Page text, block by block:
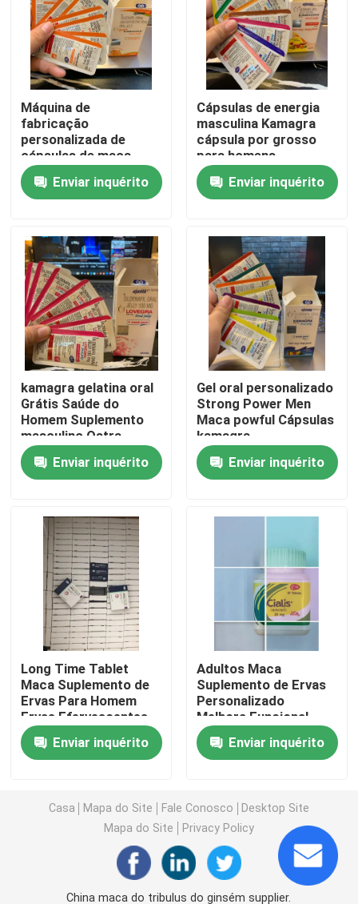
Casa
Produtos
vídeos
Sobre nós
Excursão da fábrica
Controle da qualidade
Contacte-nos
Peça umas citações
Suplemento erval a Maca
Os suplementos ervais das mulheres
Suplemento erval ao peito
Cápsulas ervais do ganho de peso
Cápsula erval da perda de peso
Vitamina Gummies da biotina
Máquina de
fabricação
personalizada de
cápsulas de maca
Ultimate Maca para
kamagra cápsulas de
geleia oral
Enviar inquérito
Cápsulas de energia
masculina Kamagra
cápsula por grosso
para homens
Enviar inquérito
kamagra gelatina oral
Grátis Saúde do
Homem Suplemento
masculino Ostra
comprimido
Enviar inquérito
Gel oral personalizado
Strong Power Men
Maca powful Cápsulas
kamagra
Enviar inquérito
Long Time Tablet
Maca Suplemento de
Ervas Para Homem
Ervas Efervescentes
Enviar inquérito
Adultos Maca
Suplemento de Ervas
Personalizado
Melhora Funcional
masculino pílulas de
potênciaEnviar inquérito
Casa Mapa do Site Fale Conosco
Desktop Site
Mapa do Site
Privacy Policy
China maca do tribulus do ginsém supplier.